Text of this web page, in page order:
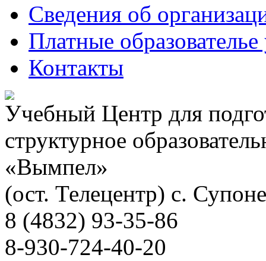
Сведения об
Платные образователье
Контакты
Учебный Центр для
структурное
«Вымпел»
(ост. Телецентр) с.
8 (4832) 93-35-86
8-930-724-40-20